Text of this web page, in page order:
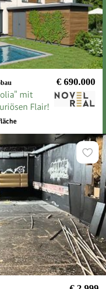
€ 690.000
mit
Flair!